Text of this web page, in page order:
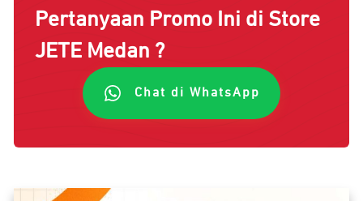
Pertanyaan Promo Ini di Store
JETE Medan ?
Chat di WhatsApp